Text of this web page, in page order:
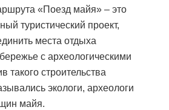
«Поезд майя» – это
туристический проект,
места отдыха
с археологическими
такого строительства
экологи, археологи
майя.